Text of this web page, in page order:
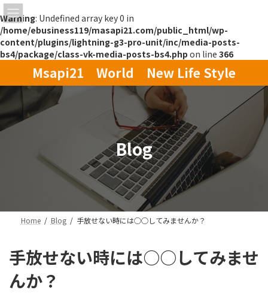
Warning: Undefined array key 0 in
/home/ebusiness119/masapi21.com/public_html/wp-
content/plugins/lightning-g3-pro-unit/inc/media-posts-
bs4/package/class-vk-media-posts-bs4.php on line 366
テ
ン
ツ
へ
ゲ
ー
シ
ョ
Msapi21 World New Life Style
Blog
Home Blog 手放せない時には○○してみませんか？
手放せない時には○○してみませ
んか？